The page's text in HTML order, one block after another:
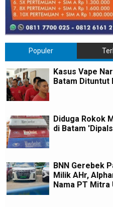
Populer
Kasus Vape
Batam Dituntut
Diduga Rokok
di Batam
BNN Gerebek
Milik AHr,
Nama PT